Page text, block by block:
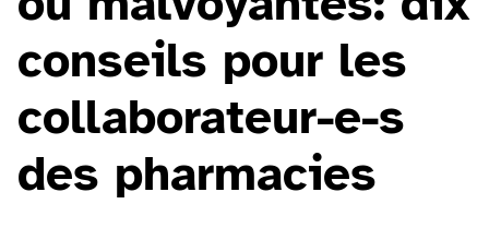
conseils pour les
collaborateur-e-s
des pharmacies